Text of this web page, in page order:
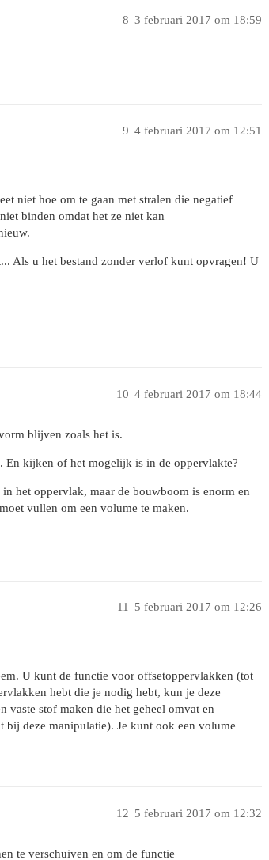
3 februari 2017 om 18:59
8
4 februari 2017 om 12:51
9
niet hoe om te gaan met stralen die negatief
binden omdat het ze niet kan
Als u het bestand zonder verlof kunt opvragen! U
4 februari 2017 om 18:44
10
blijven zoals het is.
En kijken of het mogelijk is in de oppervlakte?
het oppervlak, maar de bouwboom is enorm en
vullen om een volume te maken.
5 februari 2017 om 12:26
11
U kunt de functie voor offsetoppervlakken (tot
hebt die je nodig hebt, kun je deze
vaste stof maken die het geheel omvat en
bij deze manipulatie). Je kunt ook een volume
5 februari 2017 om 12:32
12
te verschuiven en om de functie